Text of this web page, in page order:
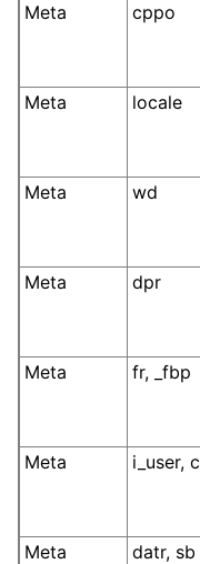
Meta
cppo
Meta
locale
Meta
wd
Meta
dpr
Meta
fr, _fbp
Meta
i_user,
Meta
datr, sb